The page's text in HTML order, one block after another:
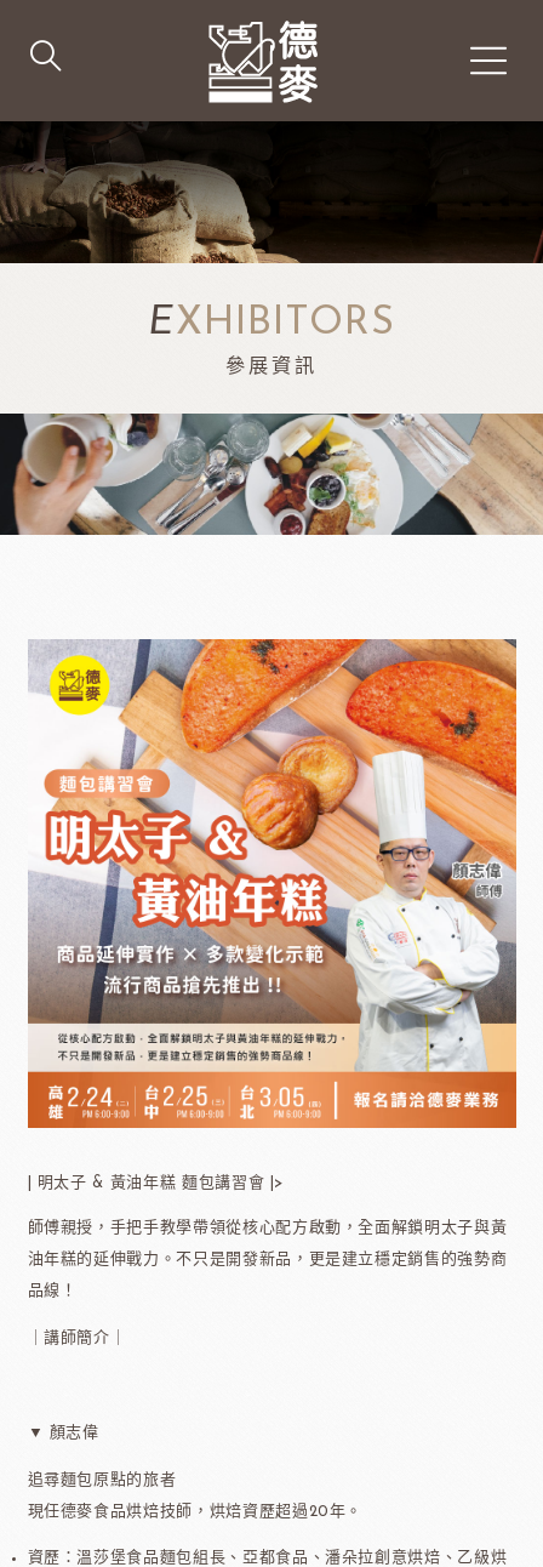
EXHIBITORS
參展資訊
| 明太子 & 黃油年糕 麵包講習會 |>
師傅親授，手把手教學帶領從核心配方啟動，全面解鎖明太子與黃
油年糕的延伸戰力。不只是開發新品，更是建立穩定銷售的強勢商
品線！
｜講師簡介｜
▼ 顏志偉
追尋麵包原點的旅者
現任德麥食品烘焙技師，烘焙資歷超過20年。
資歷：溫莎堡食品麵包組長、亞都食品、潘朵拉創意烘焙、乙級烘